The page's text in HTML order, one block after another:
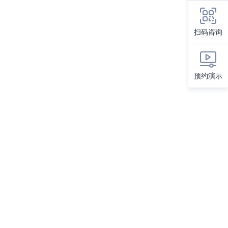
扫码咨询
预约演示